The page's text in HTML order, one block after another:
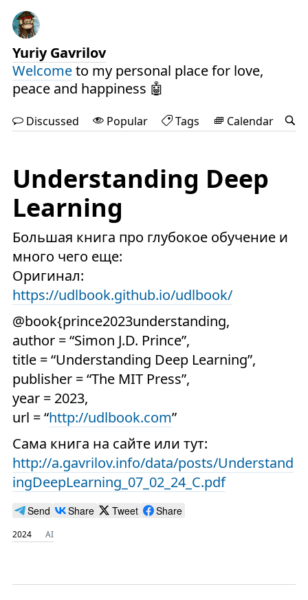
Yuriy Gavrilov
Welcometo my personal place for love,
peace and happiness 🤖
Discussed Popular Tags Calendar
Understanding Deep
Learning
Большая книга про глубокое обучение и
много чего еще:
Оригинал:
https://udlbook.github.io/udlbook/
@book{prince2023understanding,
author = “Simon J.D. Prince”,
title = “Understanding Deep Learning”,
publisher = “The MIT Press”,
year = 2023,
url = “http://udlbook.com”
Сама книга на сайте или тут:
http://a.gavrilov.info/data/posts/Understand
ingDeepLearning_07_02_24_C.pdf
Send Share Tweet Share
2024 AI